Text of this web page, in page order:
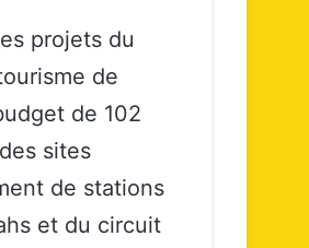
projets du
de
de 102
sites
de stations
et du circuit